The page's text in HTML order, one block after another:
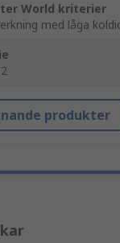
World kriterier
med låga
produkter